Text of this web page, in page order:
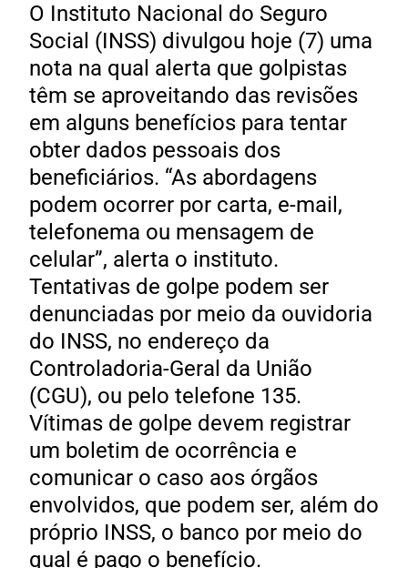
O Instituto Nacional do Seguro
Social (INSS) divulgou hoje (7) uma
nota na qual alerta que golpistas
têm se aproveitando das revisões
em alguns benefícios para tentar
obter dados pessoais dos
beneficiários. “As abordagens
podem ocorrer por carta, e-mail,
telefonema ou mensagem de
celular”, alerta o instituto.
Tentativas de golpe podem ser
denunciadas por meio da ouvidoria
do INSS, no endereço da
Controladoria-Geral da União
(CGU), ou pelo telefone 135.
Vítimas de golpe devem registrar
um boletim de ocorrência e
comunicar o caso aos órgãos
envolvidos, que podem ser, além do
próprio INSS, o banco por meio do
qual é pago o benefício.